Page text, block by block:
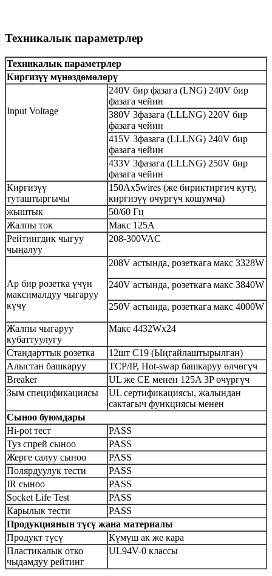
Техникалык параметрлер
Техникалык параметрлер
Киргизүү мүнөздөмөлөрү
Input Voltage
240V бир фазага (LNG) 240V бир
фазага чейин
380V 3фазага (LLLNG) 220V бир
фазага чейин
415V 3фазага (LLLNG) 240V бир
фазага чейин
433V 3фазага (LLLNG) 250V бир
фазага чейин
Киргизүү
туташтыргычы
150Ax5wires (же бириктиргич куту,
киргизүү өчүргүч кошумча)
жыштык
50/60 Гц
Жалпы ток
Макс 125A
Рейтингдик чыгуу
чыңалуу
208-300VAC
Ар бир розетка үчүн
максималдуу чыгаруу
күчү
208V астында, розеткага макс 3328W
240V астында, розеткага макс 3840W
250V астында, розеткага макс 4000W
Жалпы чыгаруу
кубаттуулугу
Макс 4432Wx24
Стандарттык розетка
12шт C19 (Ыңгайлаштырылган)
Алыстан башкаруу
TCP/IP, Hot-swap башкаруу өлчөгүч
Breaker
UL же CE менен 125A 3P өчүргүч
Зым спецификациясы
UL сертификациясы, жалындан
сактагыч функциясы менен
Сыноо буюмдары
Hi-pot тест
PASS
Туз спрей сыноо
PASS
Жерге салуу сыноо
PASS
Полярдуулук тести
PASS
IR сыноо
PASS
Socket Life Test
PASS
Карылык тести
PASS
Продукциянын түсү жана материалы
Продукт түсү
Күмүш ак же кара
Пластикалык отко
чыдамдуу рейтинг
UL94V-0 классы